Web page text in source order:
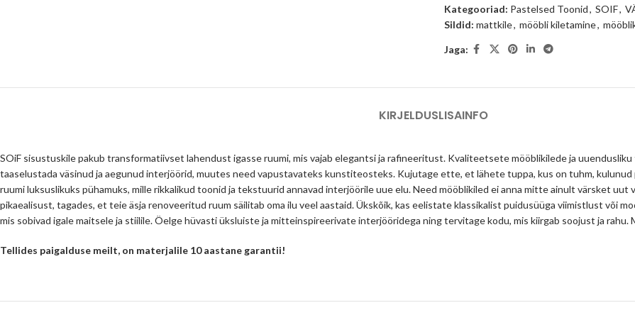
Kategooriad: Pastelsed Toonid, SOIF,
Sildid: mattkile, mööbli kiletamine,
Jaga:
KIRJELDUSLISAINFO
SOiF sisustuskile pakub transformatiivset lahendust igasse ruumi, mis vajab elegantsi ja rafineeritust. Kvaliteetsete mööblikilede ja
taaselustada väsinud ja aegunud interjöörid, muutes need vapustavateks kunstiteosteks. Kujutage ette, et lähete tuppa, kus on tuhm, kulunud
ruumi luksuslikuks pühamuks, mille rikkalikud toonid ja tekstuurid annavad interjöörile uue elu. Need mööblikiled ei anna mitte ainult värsket uut
pikaealisust, tagades, et teie äsja renoveeritud ruum säilitab oma ilu veel aastaid. Ükskõik, kas eelistate klassikalist puidusüüga viimistlust või
mis sobivad igale maitsele ja stiilile. Öelge hüvasti üksluiste ja mitteinspireerivate interjööridega ning tervitage kodu, mis kiirgab soojust ja rahu.
Tellides paigalduse meilt, on materjalile 10 aastane garantii!